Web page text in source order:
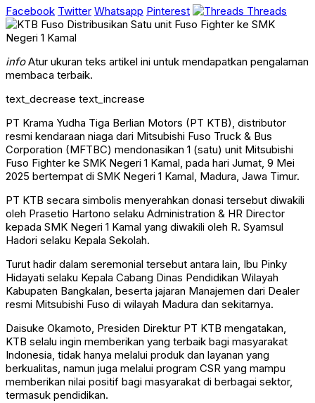
Facebook Twitter Whatsapp Pinterest Threads
infoAtur ukuran teks artikel ini untuk mendapatkan pengalaman
membaca terbaik.
text_decrease text_increase
PT Krama Yudha Tiga Berlian Motors (PT KTB), distributor
resmi kendaraan niaga dari Mitsubishi Fuso Truck & Bus
Corporation (MFTBC) mendonasikan 1 (satu) unit Mitsubishi
Fuso Fighter ke SMK Negeri 1 Kamal, pada hari Jumat, 9 Mei
2025 bertempat di SMK Negeri 1 Kamal, Madura, Jawa Timur.
PT KTB secara simbolis menyerahkan donasi tersebut diwakili
oleh Prasetio Hartono selaku Administration & HR Director
kepada SMK Negeri 1 Kamal yang diwakili oleh R. Syamsul
Hadori selaku Kepala Sekolah.
Turut hadir dalam seremonial tersebut antara lain, Ibu Pinky
Hidayati selaku Kepala Cabang Dinas Pendidikan Wilayah
Kabupaten Bangkalan, beserta jajaran Manajemen dari Dealer
resmi Mitsubishi Fuso di wilayah Madura dan sekitarnya.
Daisuke Okamoto, Presiden Direktur PT KTB mengatakan,
KTB selalu ingin memberikan yang terbaik bagi masyarakat
Indonesia, tidak hanya melalui produk dan layanan yang
berkualitas, namun juga melalui program CSR yang mampu
memberikan nilai positif bagi masyarakat di berbagai sektor,
termasuk pendidikan.